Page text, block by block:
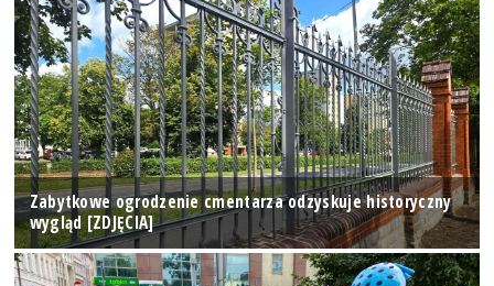
Zabytkowe ogrodzenie cmentarza odzyskuje historyczny
wygląd [ZDJĘCIA]